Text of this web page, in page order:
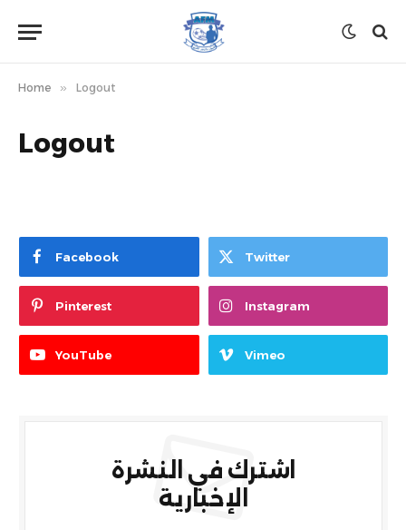
Home » Logout
Logout
Facebook Twitter
Pinterest Instagram
YouTube Vimeo
اشترك في النشرة
الإخبارية